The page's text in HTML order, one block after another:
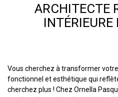
ARCHITECTE
INTÉRIEURE
Vous cherchez à transformer
fonctionnel et esthétique qui
cherchez plus ! Chez Ornella